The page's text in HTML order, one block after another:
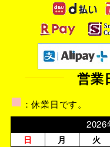
営業
■ ：休業日です。
2026
日 月 火